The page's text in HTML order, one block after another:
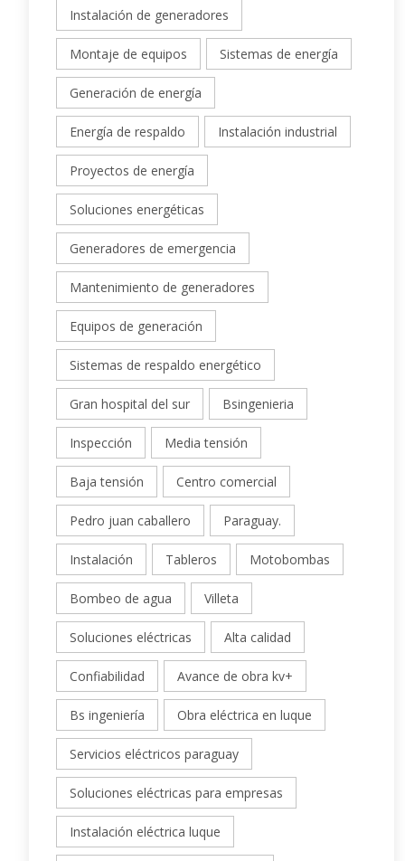
Instalación de generadores
Montaje de equipos Sistemas de energía
Generación de energía
Energía de respaldo Instalación industrial
Proyectos de energía
Soluciones energéticas
Generadores de emergencia
Mantenimiento de generadores
Equipos de generación
Sistemas de respaldo energético
Gran hospital del sur Bsingenieria
Inspección Media tensión
Baja tensión Centro comercial
Pedro juan caballero Paraguay.
Instalación Tableros Motobombas
Bombeo de agua Villeta
Soluciones eléctricas Alta calidad
Confiabilidad Avance de obra kv+
Bs ingeniería Obra eléctrica en luque
Servicios eléctricos paraguay
Soluciones eléctricas para empresas
Instalación eléctrica luque